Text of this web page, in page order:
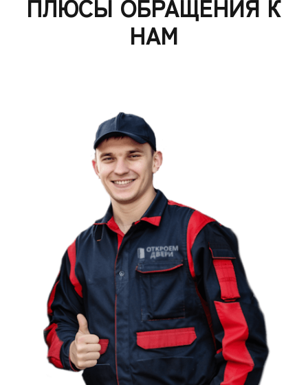
ПЛЮСЫ ОБРАЩЕНИЯ К
НАМ